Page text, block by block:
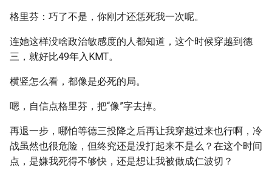
格里芬：巧了不是，你刚才还恁死我一次呢。
连她这样没啥政治敏感度的人都知道，这个时候穿越到德
三，就好比49年入KMT。
横竖怎么看，都像是必死的局。
嗯，自信点格里芬，把“像”字去掉。
再退一步，哪怕等德三投降之后再让我穿越过来也行啊，冷
战虽然也很危险，但终究还是没打起来不是么？在这个时间
点，是嫌我死得不够快，还是想让我被做成仁波切？